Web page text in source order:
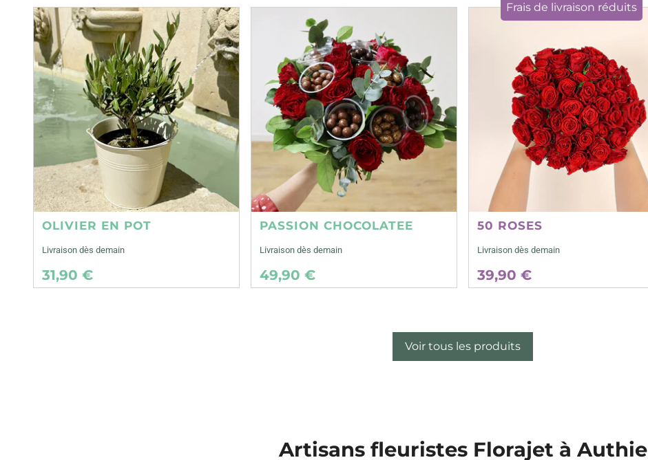
OLIVIER EN POT
Livraison dès demain
31,90 €
PASSION CHOCOLATEE
Livraison dès demain
49,90 €
Frais de livraison réduits
50 ROSES
Livraison dès demain
39,90 €
Voir tous les produits
Artisans fleuristes Florajet à Authie